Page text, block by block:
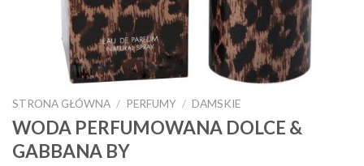
STRONA GŁÓWNA / PERFUMY / DAMSKIE
WODA PERFUMOWANA DOLCE &
GABBANA BY